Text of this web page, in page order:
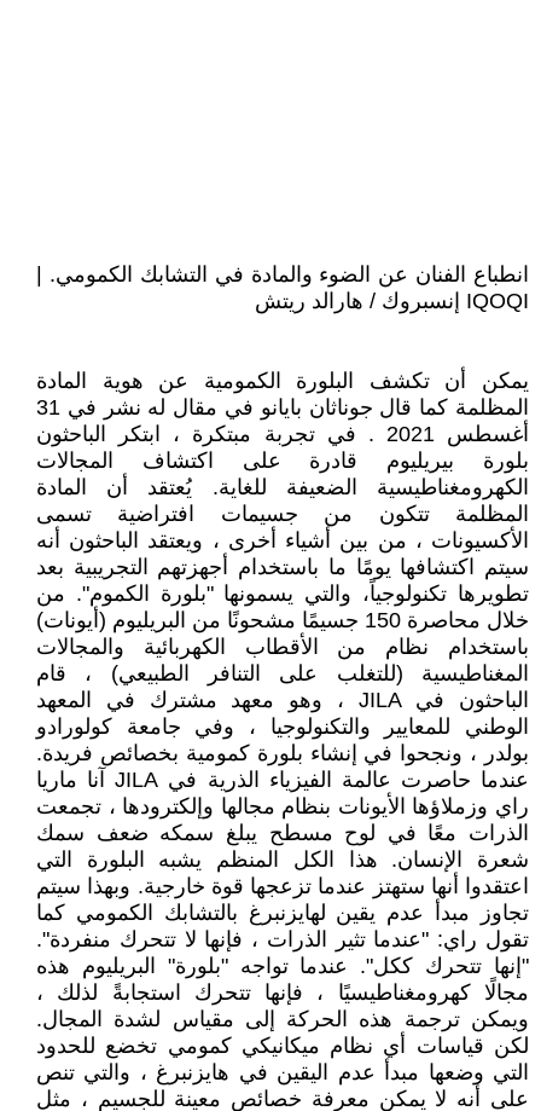
انطباع الفنان عن الضوء والمادة في التشابك الكمومي. |
IQOQI إنسبروك / هارالد ريتش
يمكن أن تكشف البلورة الكمومية عن هوية المادة
المظلمة كما قال جوناثان بايانو في مقال له نشر في 31
أغسطس 2021 . في تجربة مبتكرة ، ابتكر الباحثون
بلورة بيريليوم قادرة على اكتشاف المجالات
الكهرومغناطيسية الضعيفة للغاية. يُعتقد أن المادة
المظلمة تتكون من جسيمات افتراضية تسمى
الأكسيونات ، من بين أشياء أخرى ، ويعتقد الباحثون أنه
سيتم اكتشافها يومًا ما باستخدام أجهزتهم التجريبية بعد
تطويرها تكنولوجياً، والتي يسمونها "بلورة الكموم". من
خلال محاصرة 150 جسيمًا مشحونًا من البريليوم (أيونات)
باستخدام نظام من الأقطاب الكهربائية والمجالات
المغناطيسية (للتغلب على التنافر الطبيعي) ، قام
الباحثون في JILA ، وهو معهد مشترك في المعهد
الوطني للمعايير والتكنولوجيا ، وفي جامعة كولورادو
بولدر ، ونجحوا في إنشاء بلورة كمومية بخصائص فريدة.
عندما حاصرت عالمة الفيزياء الذرية في JILA آنا ماريا
راي وزملاؤها الأيونات بنظام مجالها وإلكترودها ، تجمعت
الذرات معًا في لوح مسطح يبلغ سمكه ضعف سمك
شعرة الإنسان. هذا الكل المنظم يشبه البلورة التي
اعتقدوا أنها ستهتز عندما تزعجها قوة خارجية. وبهذا سيتم
تجاوز مبدأ عدم يقين لهايزنبرغ بالتشابك الكمومي كما
تقول راي: "عندما تثير الذرات ، فإنها لا تتحرك منفردة".
"إنها تتحرك ككل". عندما تواجه "بلورة" البريليوم هذه
مجالًا كهرومغناطيسيًا ، فإنها تتحرك استجابةً لذلك ،
ويمكن ترجمة هذه الحركة إلى مقياس لشدة المجال.
لكن قياسات أي نظام ميكانيكي كمومي تخضع للحدود
التي وضعها مبدأ عدم اليقين في هايزنبرغ ، والتي تنص
على أنه لا يمكن معرفة خصائص معينة للجسيم ، مثل